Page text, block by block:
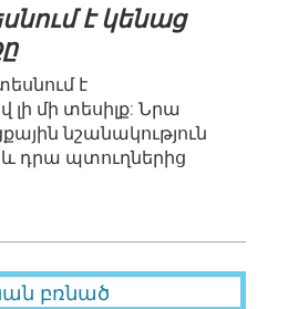
է կենաց
է
լի մի տեսիլք: Նրա
նշանակություն
դրա պտուղներից